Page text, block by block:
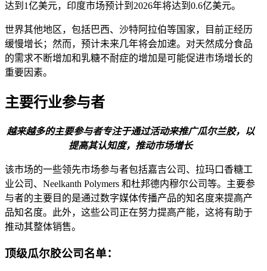
达到1亿美元，印度市场预计到2026年将达到0.6亿美元。
世界其他地区，包括巴西、沙特阿拉伯等国家，目前正经历
缓慢增长；然而，预计未来几年将会加速。对天然成分食品
的需求不断增加和乳糖不耐症的增加是可能促进市场增长的
重要因素。
主要行业参与者
越来越多的主要参与者专注于通过活动来推广瓜尔兰胶，以
提高其认知度，推动市场增长
该市场的一些领先市场参与者包括嘉吉公司、拉玛口香糖工
业公司、Neelkanth Polymers 和杜邦德内穆尔公司等。主要参
与者的主要目的是通过数字媒体传播产品的知名度来提高产
品知名度。此外，这些公司正在努力提高产能，这将有助于
推动其整体销售。
顶级瓜尔胶公司名单：